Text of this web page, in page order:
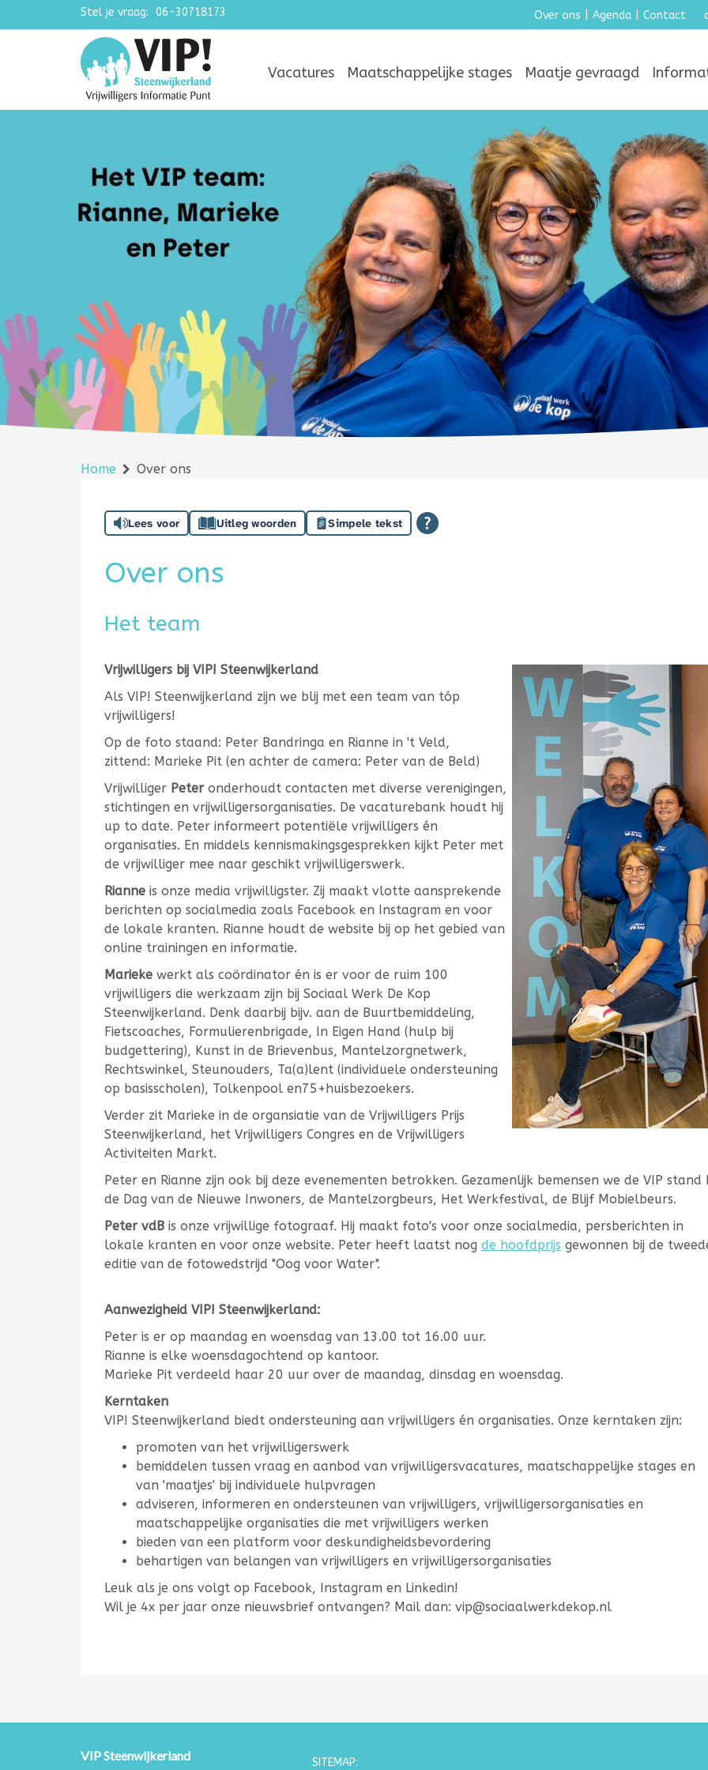
Navigatie overslaan
Stel je vraag: 06-30718173 Over ons Agenda Contact
Vacatures Maatschappelijke stages Maatje gevraagd
Home Over ons
Lees voor Uitleg woorden Simpele tekst
Over ons
Het team
Vrijwilligers bij VIP! Steenwijkerland
Als VIP! Steenwijkerland zijn we blij met een team van tóp
vrijwilligers!
Op de foto staand: Peter Bandringa en Rianne in 't Veld,
zittend: Marieke Pit (en achter de camera: Peter van de Beld)
Vrijwilliger Peter onderhoudt contacten met diverse verenigingen,
stichtingen en vrijwilligersorganisaties. De vacaturebank houdt hij
up to date. Peter informeert potentiële vrijwilligers én
organisaties. En middels kennismakingsgesprekken kijkt Peter met
de vrijwilliger mee naar geschikt vrijwilligerswerk.
Rianne is onze media vrijwilligster. Zij maakt vlotte aansprekende
berichten op socialmedia zoals Facebook en Instagram en voor
de lokale kranten. Rianne houdt de website bij op het gebied van
online trainingen en informatie.
Marieke werkt als coördinator én is er voor de ruim 100
vrijwilligers die werkzaam zijn bij Sociaal Werk De Kop
Steenwijkerland. Denk daarbij bijv. aan de Buurtbemiddeling,
Fietscoaches, Formulierenbrigade, In Eigen Hand (hulp bij
budgettering), Kunst in de Brievenbus, Mantelzorgnetwerk,
Rechtswinkel, Steunouders, Ta(a)lent (individuele ondersteuning
op basisscholen), Tolkenpool en75+huisbezoekers.
Verder zit Marieke in de organsiatie van de Vrijwilligers Prijs
Steenwijkerland, het Vrijwilligers Congres en de Vrijwilligers
Activiteiten Markt.
Peter en Rianne zijn ook bij deze evenementen betrokken. Gezamenlijk bemensen we de VIP stand
de Dag van de Nieuwe Inwoners, de Mantelzorgbeurs, Het Werkfestival, de Blijf Mobielbeurs.
Peter vdB is onze vrijwillige fotograaf. Hij maakt foto's voor onze socialmedia, persberichten in
lokale kranten en voor onze website. Peter heeft laatst nog de hoofdprijs gewonnen bij de
editie van de fotowedstrijd "Oog voor Water".
Aanwezigheid VIP! Steenwijkerland:
Peter is er op maandag en woensdag van 13.00 tot 16.00 uur.
Rianne is elke woensdagochtend op kantoor.
Marieke Pit verdeeld haar 20 uur over de maandag, dinsdag en woensdag.
Kerntaken
VIP! Steenwijkerland biedt ondersteuning aan vrijwilligers én organisaties. Onze kerntaken zijn:
promoten van het vrijwilligerswerk
bemiddelen tussen vraag en aanbod van vrijwilligersvacatures, maatschappelijke stages en
van 'maatjes' bij individuele hulpvragen
adviseren, informeren en ondersteunen van vrijwilligers, vrijwilligersorganisaties en
maatschappelijke organisaties die met vrijwilligers werken
bieden van een platform voor deskundigheidsbevordering
behartigen van belangen van vrijwilligers en vrijwilligersorganisaties
Leuk als je ons volgt op Facebook, Instagram en Linkedin!
Wil je 4x per jaar onze nieuwsbrief ontvangen? Mail dan: vip@sociaalwerkdekop.nl
VIP Steenwijkerland SITEMAP: